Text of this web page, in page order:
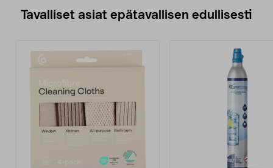
Tavalliset asiat epätavallisen edullisesti